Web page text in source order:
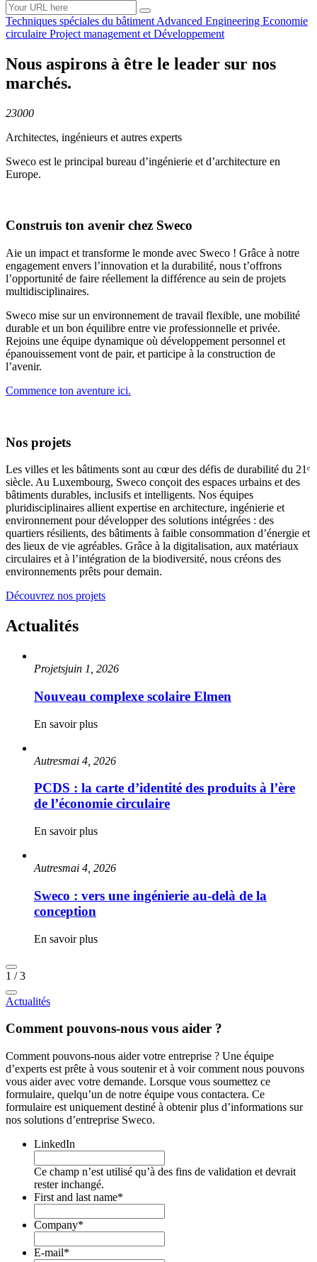
Techniques spéciales du bâtiment Advanced Engineering Economie
circulaire Project management et Développement
Nous aspirons à être le leader sur nos
marchés.
23000
Architectes, ingénieurs et autres experts
Sweco est le principal bureau d’ingénierie et d’architecture en
Europe.
Construis ton avenir chez Sweco
Aie un impact et transforme le monde avec Sweco ! Grâce à notre
engagement envers l’innovation et la durabilité, nous t’offrons
l’opportunité de faire réellement la différence au sein de projets
multidisciplinaires.
Sweco mise sur un environnement de travail flexible, une mobilité
durable et un bon équilibre entre vie professionnelle et privée.
Rejoins une équipe dynamique où développement personnel et
épanouissement vont de pair, et participe à la construction de
l’avenir.
Commence ton aventure ici.
Nos projets
Les villes et les bâtiments sont au cœur des défis de durabilité du 21ᵉ
siècle. Au Luxembourg, Sweco conçoit des espaces urbains et des
bâtiments durables, inclusifs et intelligents. Nos équipes
pluridisciplinaires allient expertise en architecture, ingénierie et
environnement pour développer des solutions intégrées : des
quartiers résilients, des bâtiments à faible consommation d’énergie et
des lieux de vie agréables. Grâce à la digitalisation, aux matériaux
circulaires et à l’intégration de la biodiversité, nous créons des
environnements prêts pour demain.
Découvrez nos projets
Actualités
Projetsjuin 1, 2026
Nouveau complexe scolaire Elmen
En savoir plus
Autresmai 4, 2026
PCDS : la carte d’identité des produits à l’ère
de l’économie circulaire
En savoir plus
Autresmai 4, 2026
Sweco : vers une ingénierie au-delà de la
conception
En savoir plus
1 /3
Actualités
Comment pouvons-nous vous aider ?
Comment pouvons-nous aider votre entreprise ? Une équipe
d’experts est prête à vous soutenir et à voir comment nous pouvons
vous aider avec votre demande. Lorsque vous soumettez ce
formulaire, quelqu’un de notre équipe vous contactera. Ce
formulaire est uniquement destiné à obtenir plus d’informations sur
nos solutions d’entreprise Sweco.
LinkedIn
Ce champ n’est utilisé qu’à des fins de validation et devrait
rester inchangé.
First and last name*
Company*
E-mail*